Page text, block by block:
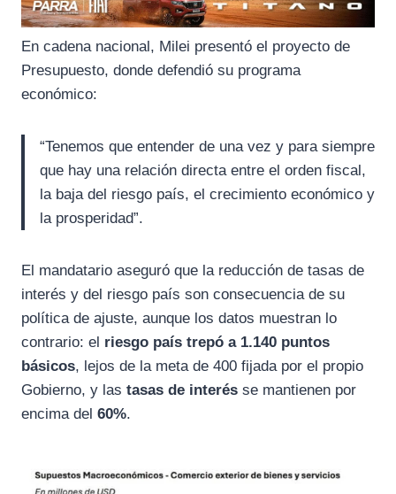
En cadena nacional, Milei presentó el proyecto de
Presupuesto, donde defendió su programa
económico:
“Tenemos que entender de una vez y para siempre
que hay una relación directa entre el orden fiscal,
la baja del riesgo país, el crecimiento económico y
la prosperidad”.
El mandatario aseguró que la reducción de tasas de
interés y del riesgo país son consecuencia de su
política de ajuste, aunque los datos muestran lo
contrario: el riesgo país trepó a 1.140 puntos
básicos, lejos de la meta de 400 fijada por el propio
Gobierno, y las tasas de interés se mantienen por
encima del 60%.